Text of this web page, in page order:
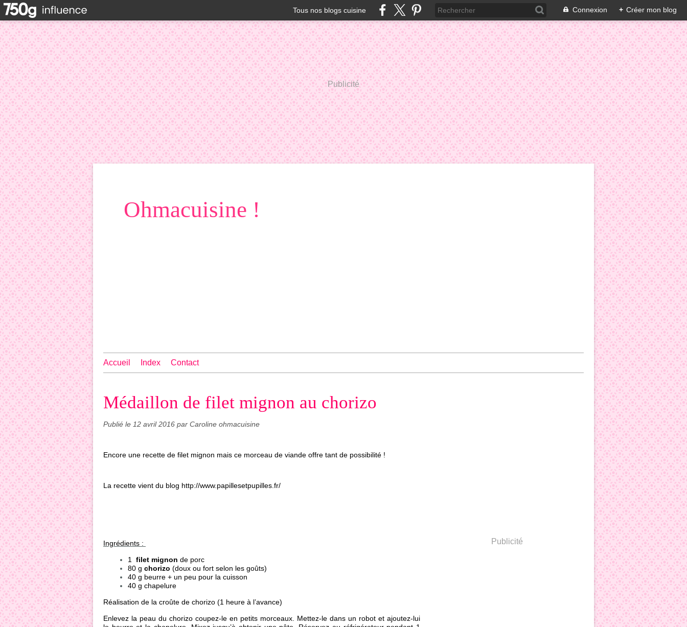
Tous nos blogs cuisine Connexion + Créer mon blog
Publicité
Ohmacuisine !
Accueil Index Contact
Médaillon de filet mignon au chorizo
Publié le 12 avril 2016 par Caroline ohmacuisine
Encore une recette de filet mignon mais ce morceau de viande offre tant de possibilité !
La recette vient du blog http://www.papillesetpupilles.fr/
Ingrédients :
1 filet mignon de porc
80 g chorizo (doux ou fort selon les goûts)
40 g beurre + un peu pour la cuisson
40 g chapelure
Réalisation de la croûte de chorizo (1 heure à l’avance)
Enlevez la peau du chorizo coupez-le en petits morceaux. Mettez-le dans un robot et ajoutez-lui
Publicité